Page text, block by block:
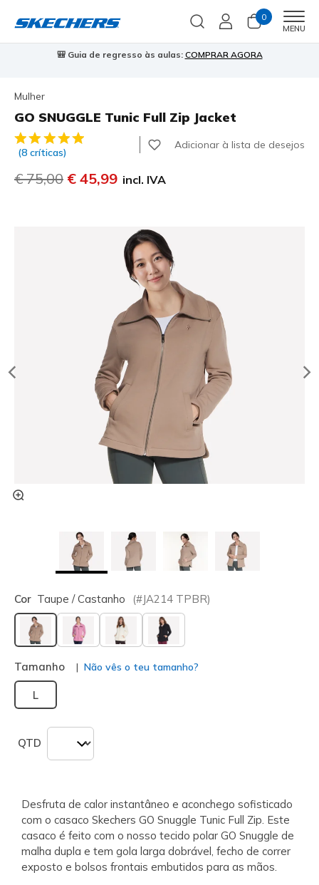
0
MENU
Skechers VIP: 45 dias de devolução para membrosInscreve-te
Mulher
GO SNUGGLE Tunic Full Zip Jacket
3$5 de 5 – Classificação do cliente
(8 críticas)
Adicionar à lista de desejos
Preço com desconto de
€ 75,00 para
€ 45,99 incl. IVA
Cor Taupe / Castanho (#JA214 TPBR)
selecionado
Tamanho Não vês o teu tamanho?
L
QTD
Desfruta de calor instantâneo e aconchego sofisticado
com o casaco Skechers GO Snuggle Tunic Full Zip. Este
casaco é feito com o nosso tecido polar GO Snuggle de
malha dupla e tem gola larga dobrável, fecho de correr
exposto e bolsos frontais embutidos para as mãos.